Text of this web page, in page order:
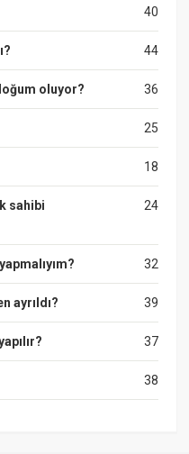
40
44
36
oluyor?
25
18
24
sahibi
32
39
ayrıldı?
37
38